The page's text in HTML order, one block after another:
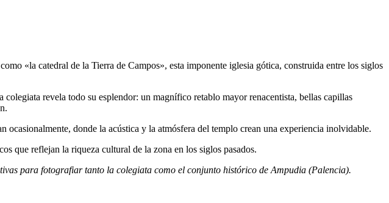
«la catedral de la Tierra de Campos», esta imponente iglesia gótica, construida entre los siglos
revela todo su esplendor: un magnífico retablo mayor renacentista, bellas capillas
donde la acústica y la atmósfera del templo crean una experiencia inolvidable.
que reflejan la riqueza cultural de la zona en los siglos pasados.
para fotografiar tanto la colegiata como el conjunto histórico de Ampudia (Palencia).